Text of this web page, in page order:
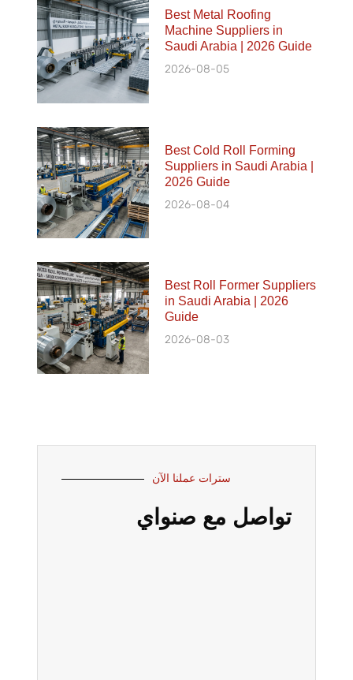
Best Metal Roofing
Machine Suppliers in
Saudi Arabia | 2026 Guide
2026-08-05
Best Cold Roll Forming
Suppliers in Saudi Arabia |
2026 Guide
2026-08-04
Best Roll Former Suppliers
in Saudi Arabia | 2026
Guide
2026-08-03
سترات عملنا الآن
تواصل مع صنواي